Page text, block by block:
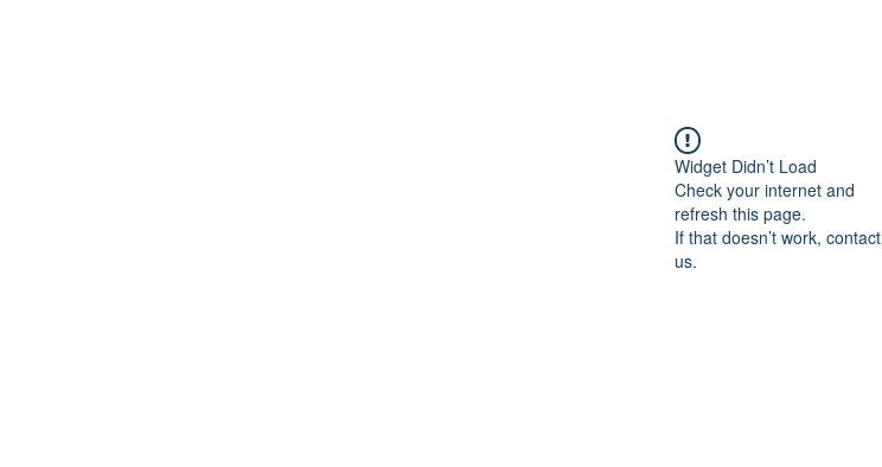
Widget Didn’t Load
Check your internet and
refresh this page.
If that doesn’t work, contact
us.